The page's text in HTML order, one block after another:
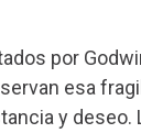
por
esa
y deseo.